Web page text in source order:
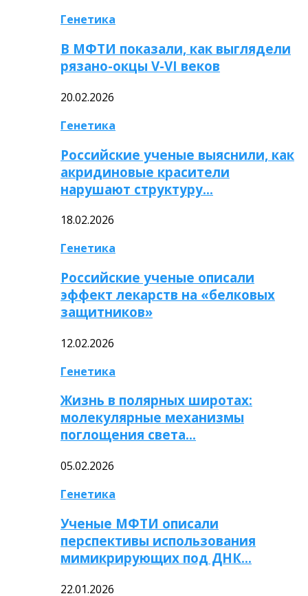
Генетика
В МФТИ показали, как выглядели
рязано-окцы V-VI веков
20.02.2026
Генетика
Российские ученые выяснили, как
акридиновые красители
нарушают структуру…
18.02.2026
Генетика
Российские ученые описали
эффект лекарств на «белковых
защитников»
12.02.2026
Генетика
Жизнь в полярных широтах:
молекулярные механизмы
поглощения света…
05.02.2026
Генетика
Ученые МФТИ описали
перспективы использования
мимикрирующих под ДНК…
22.01.2026